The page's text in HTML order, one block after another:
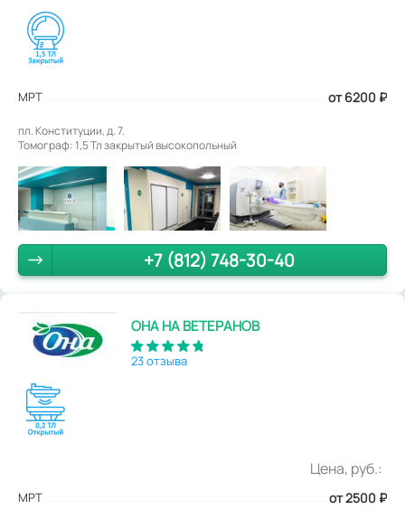
МРТ от 6200 ₽
пл. Конституции, д. 7.
Томограф: 1,5 Тл закрытый высокопольный
+7 (812) 748-30-40
ОНА НА ВЕТЕРАНОВ
23 отзыва
Цена, руб.:
МРТ от 2500 ₽